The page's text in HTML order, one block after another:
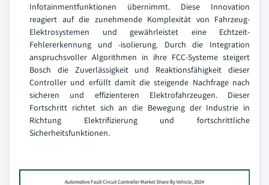
Infotainmentfunktionen übernimmt. Diese Innovation
reagiert auf die zunehmende Komplexität von Fahrzeug-
Elektrosystemen und gewährleistet eine Echtzeit-
Fehlererkennung und -isolierung. Durch die Integration
anspruchsvoller Algorithmen in ihre FCC-Systeme steigert
Bosch die Zuverlässigkeit und Reaktionsfähigkeit dieser
Controller und erfüllt damit die steigende Nachfrage nach
sicheren und effizienteren Elektrofahrzeugen. Dieser
Fortschritt richtet sich an die Bewegung der Industrie in
Richtung Elektrifizierung und fortschrittliche
Sicherheitsfunktionen.